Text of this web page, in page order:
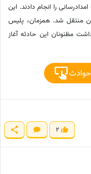
را انجام دادند. این
منتقل شد. همزمان، پلیس
مظنونان این حادثه آغاز
2